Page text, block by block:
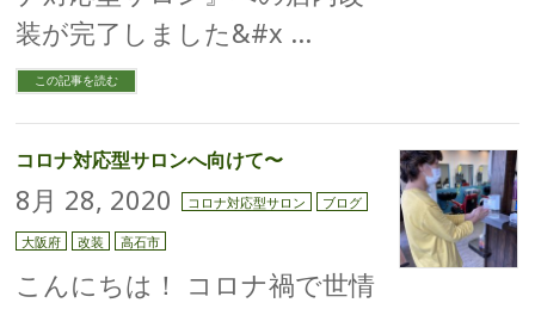
装が完了しました&#x …
この記事を読む
コロナ対応型サロンへ向けて〜
8月 28, 2020 コロナ対応型サロン ブログ
大阪府 改装 高石市
こんにちは！ コロナ禍で世情